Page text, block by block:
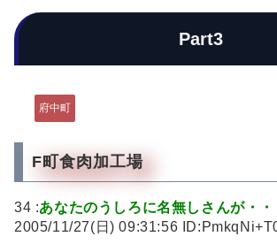
Part3
府中町
F町食肉加工場
34 :あなたのうしろに名無しさんが・・
2005/11/27(日) 09:31:56